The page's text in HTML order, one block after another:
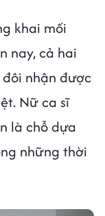
khai mối
nay, cả hai
nhận được
Nữ ca sĩ
là chỗ dựa
những thời